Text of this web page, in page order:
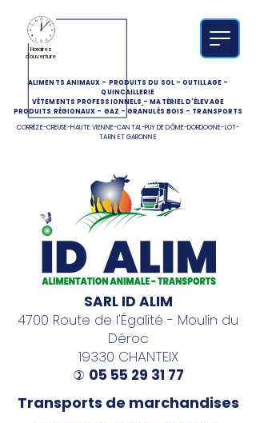
ALIMENTS ANIMAUX - PRODUITS DU SOL-OUTILLAGE-
QUINCAILLERIE
VÊTEMENTS PROFESSIONNELS -MATÉRIEL D'ÉLEVAGE
PRODUITS RÉGIONAUX - GAZ -GRANULÉS BOIS - TRANSPORTS
CORRÈZE-CREUSE-HAUTE VIENNE-CANTAL-PUY DE DÔME-DORDOGNE-LOT-
TARN ET GARONNE
Horaires
d'ouverture
SARL ID ALIM
4700 Route de l'Égalité - Moulin du
Déroc
19330 CHANTEIX
) 05 55 29 31 77
Transports de marchandises